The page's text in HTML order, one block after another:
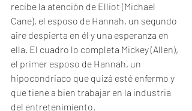
recibe la atención de Elliot (Michael
Cane), el esposo de Hannah, un segundo
aire despierta en él y una esperanza en
ella. El cuadro lo completa Mickey (Allen),
el primer esposo de Hannah, un
hipocondriaco que quizá esté enfermo y
que tiene a bien trabajar en la industria
del entretenimiento.